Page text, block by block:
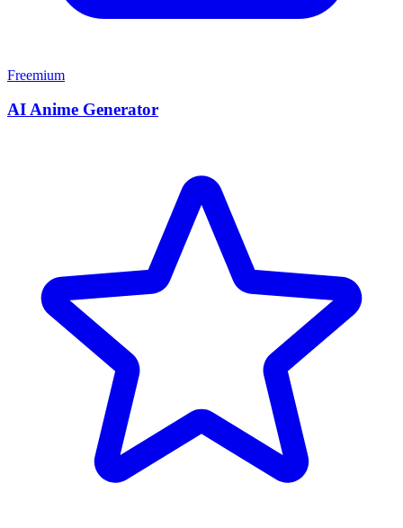
Freemium
AI Anime Generator